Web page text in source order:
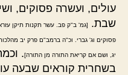
עולים, ועשרה פסוקים,
שבת.
[גמ' ב"ק פב. עשר תקנות תיקן עזרא
פסוקים וג' גברי. וכ"ה ברמב"ם פרק יב
יג, ושם אם קריאת התורה מן התורה].
בשחרית קוראים שבעה